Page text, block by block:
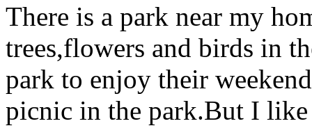
There is a park near my
trees,flowers and birds in
park to enjoy their
picnic in the park.But I